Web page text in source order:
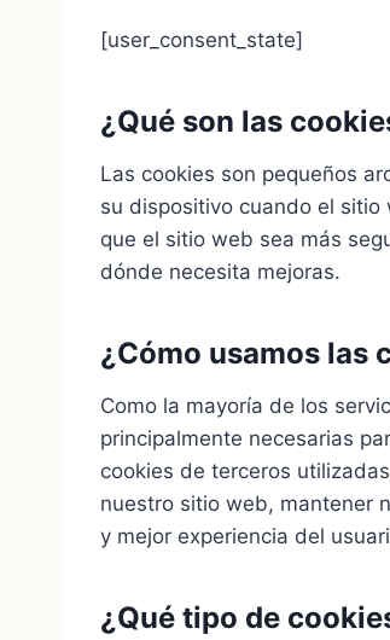
[user_consent_state]
¿Qué son las
Las cookies son pequeños
su dispositivo cuando el sitio
que el sitio web sea más
dónde necesita mejoras.
¿Cómo usamos las
Como la mayoría de los
principalmente necesarias
cookies de terceros
nuestro sitio web, mantener
y mejor experiencia del
¿Qué tipo de